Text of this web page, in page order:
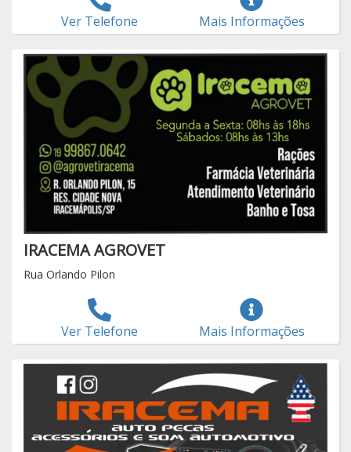
Ver Telefone Mais Informações
IRACEMA AGROVET
Rua Orlando Pilon
Ver Telefone Mais Informações